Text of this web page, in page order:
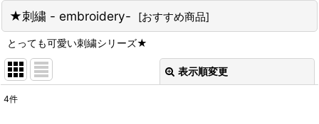
★刺繍 - embroidery- [おすすめ商品]
とっても可愛い刺繍シリーズ★
表示順変更
4件